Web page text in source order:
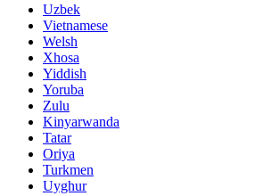
Uzbek
Vietnamese
Welsh
Xhosa
Yiddish
Yoruba
Zulu
Kinyarwanda
Tatar
Oriya
Turkmen
Uyghur